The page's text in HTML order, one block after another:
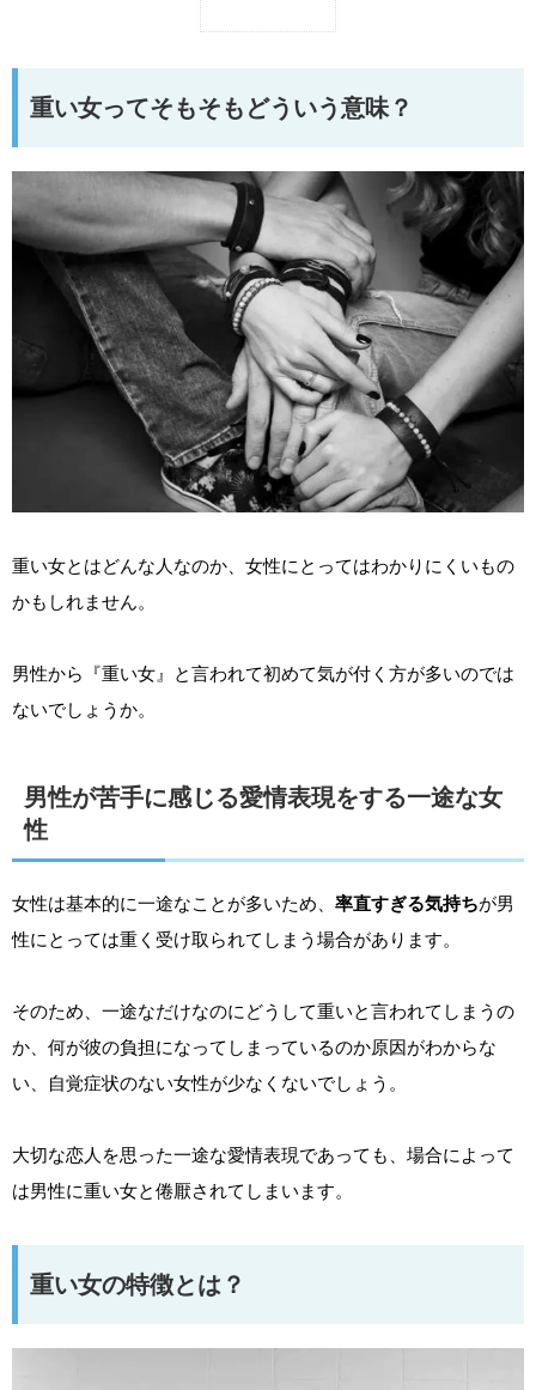
重い女ってそもそもどういう意味？
重い女とはどんな人なのか、女性にとってはわかりにくいもの
かもしれません。
男性から『重い女』と言われて初めて気が付く方が多いのでは
ないでしょうか。
男性が苦手に感じる愛情表現をする一途な女
性
女性は基本的に一途なことが多いため、 率直すぎる気持ちが男
性にとっては重く受け取られてしまう場合があります。
そのため、一途なだけなのにどうして重いと言われてしまうの
か、何が彼の負担になってしまっているのか原因がわからな
い、自覚症状のない女性が少なくないでしょう。
大切な恋人を思った一途な愛情表現であっても、場合によって
は男性に重い女と倦厭されてしまいます。
重い女の特徴とは？